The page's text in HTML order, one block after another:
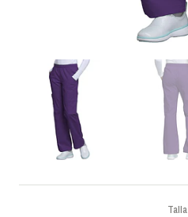
Talla